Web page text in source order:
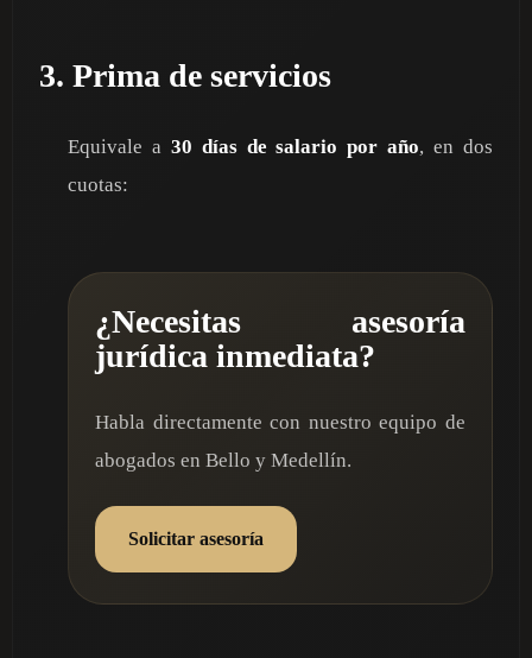
3. Prima de servicios
Equivale a 30 días de salario por año, en dos
cuotas:
¿Necesitas asesoría
jurídica inmediata?
Habla directamente con nuestro equipo de
abogados en Bello y Medellín.
Solicitar asesoría